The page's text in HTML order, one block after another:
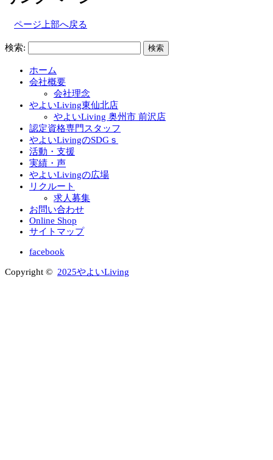
ページ上部へ戻る
検索:
ホーム
会社概要
会社理念
やよいLiving東仙北店
やよいLiving 奥州市 前沢店
認定資格専門スタッフ
やよいLivingのSDGｓ
活動・支援
実績・声
やよいLivingの広場
リクルート
求人募集
お問い合わせ
Online Shop
サイトマップ
facebook
Copyright © 2025やよいLiving